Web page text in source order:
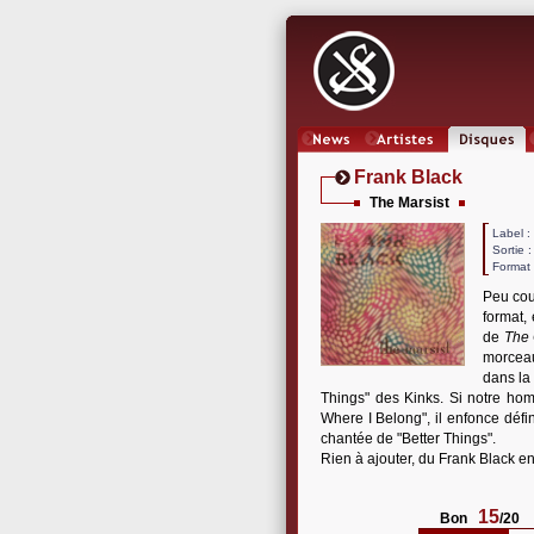
Frank Black
The Marsist
Sortie
Format
Peu
format,
de The
dans la
Things" des Kinks. Si notre
Where I Belong", il enfonce
chantée de "Better Things".
Rien à ajouter, du Frank Black
Bon 15/20